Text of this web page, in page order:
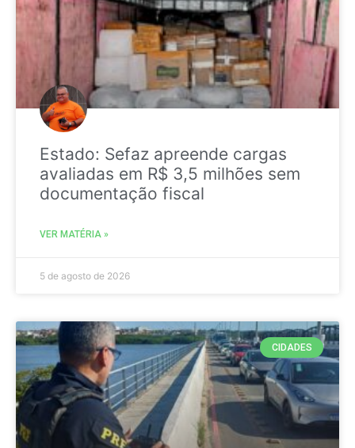
Estado: Sefaz apreende cargas
avaliadas em R$ 3,5 milhões sem
documentação fiscal
VER MATÉRIA »
5 de agosto de 2026
CIDADES